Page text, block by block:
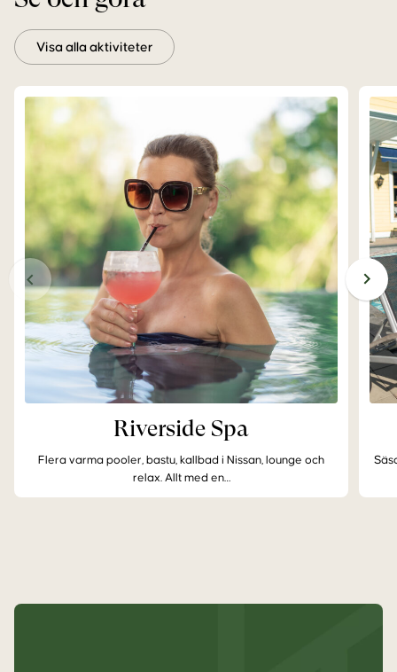
Visa alla aktiviteter
Riverside Spa
Flera varma pooler, bastu, kallbad i Nissan, lounge och
relax. Allt med en…